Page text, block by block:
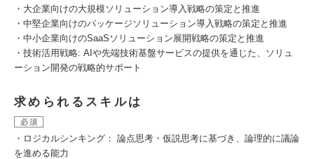
・大企業向けの大規模ソリューション導入戦略の策定と推進
・中堅企業向けのパッケージソリューション導入戦略の策定と推進
・中小企業向けのSaaSソリューション展開戦略の策定と推進
・技術活用戦略: AIや先端技術基盤サービスの提供を通じた、ソリュ
ーション開発の戦略的サポート
求められるスキルは
必須
・ロジカルシンキング： 論点思考・仮説思考に基づき、論理的に議論
を進める能力